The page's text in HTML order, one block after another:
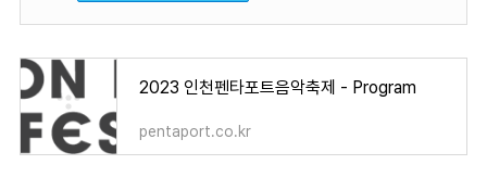
2023 인천펜타포트음악축제 - Program
pentaport.co.kr